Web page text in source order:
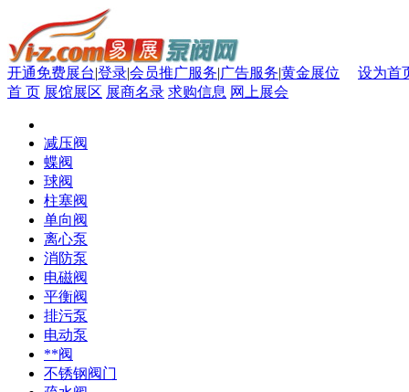
开通免费展台|登录|会员推广服务|广告服务|黄金展位
设为首
首 页 展馆展区 展商名录 求购信息 网上展会
减压阀
蝶阀
球阀
柱塞阀
单向阀
离心泵
消防泵
电磁阀
平衡阀
排污泵
电动泵
**阀
不锈钢阀门